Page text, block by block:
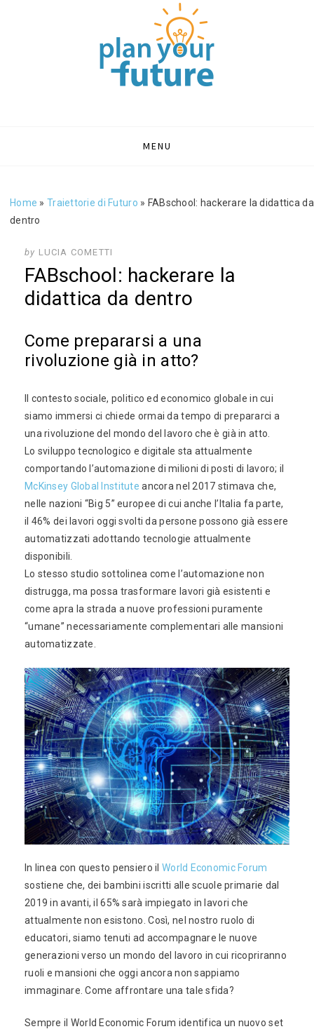
PLAN YOUR
FUTURE | BLOG
ORIENTAMENTO
Portale sull'orientamento e formazione
MENU
Home » Traiettorie di Futuro » FABschool: hackerare la didattica da
dentro
by LUCIA COMETTI
FABschool: hackerare la
didattica da dentro
Come prepararsi a una
rivoluzione già in atto?
Il contesto sociale, politico ed economico globale in cui
siamo immersi ci chiede ormai da tempo di prepararci a
una rivoluzione del mondo del lavoro che è già in atto.
Lo sviluppo tecnologico e digitale sta attualmente
comportando l’automazione di milioni di posti di lavoro; il
McKinsey Global Institute ancora nel 2017 stimava che,
nelle nazioni “Big 5” europee di cui anche l’Italia fa parte,
il 46% dei lavori oggi svolti da persone possono già essere
automatizzati adottando tecnologie attualmente
disponibili.
Lo stesso studio sottolinea come l’automazione non
distrugga, ma possa trasformare lavori già esistenti e
come apra la strada a nuove professioni puramente
“umane” necessariamente complementari alle mansioni
automatizzate.
In linea con questo pensiero il World Economic Forum
sostiene che, dei bambini iscritti alle scuole primarie dal
2019 in avanti, il 65% sarà impiegato in lavori che
attualmente non esistono. Così, nel nostro ruolo di
educatori, siamo tenuti ad accompagnare le nuove
generazioni verso un mondo del lavoro in cui ricopriranno
ruoli e mansioni che oggi ancora non sappiamo
immaginare. Come affrontare una tale sfida?
Sempre il World Economic Forum identifica un nuovo set